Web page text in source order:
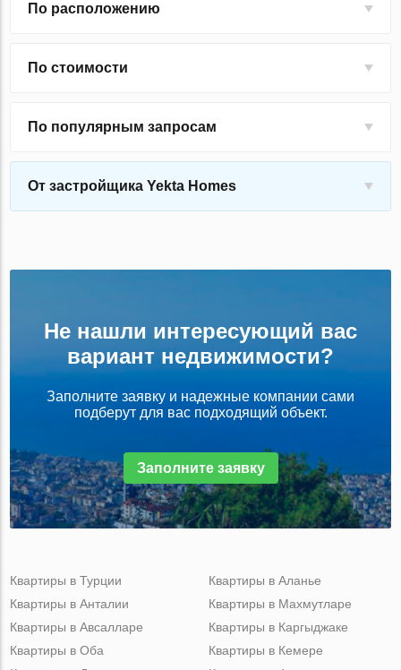
По расположению
По стоимости
По популярным запросам
От застройщика Yekta Homes
Не нашли интересующий вас
вариант недвижимости?
Заполните заявку и надежные компании сами
подберут для вас подходящий объект.
Заполните заявку
Квартиры в Турции
Квартиры в Анталии
Квартиры в Авсалларе
Квартиры в Оба
Квартиры в Аланье
Квартиры в Махмутларе
Квартиры в Каргыджаке
Квартиры в Кемере